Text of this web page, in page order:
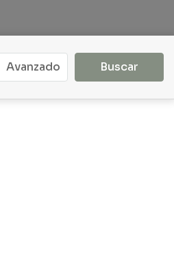
Avanzado Buscar